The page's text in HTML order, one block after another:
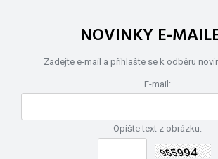
NOVINKY E-
Zadejte e-mail a přihlašte se k odběru
E-mail:
Opište text z obrázku: